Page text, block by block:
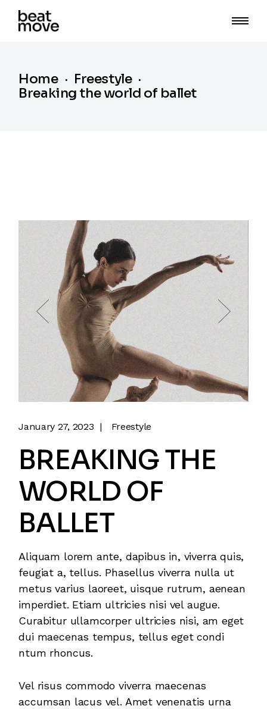
Home
Freestyle
Breaking the world of ballet
January 27, 2023 Freestyle
BREAKING THE
WORLD OF
BALLET
Aliquam lorem ante, dapibus in, viverra quis,
feugiat a, tellus. Phasellus viverra nulla ut
metus varius laoreet, uisque rutrum, aenean
imperdiet. Etiam ultricies nisi vel augue.
Curabitur ullamcorper ultricies nisi, am eget
dui maecenas tempus, tellus eget condi
ntum rhoncus.
Vel risus commodo viverra maecenas
accumsan lacus vel. Amet venenatis urna